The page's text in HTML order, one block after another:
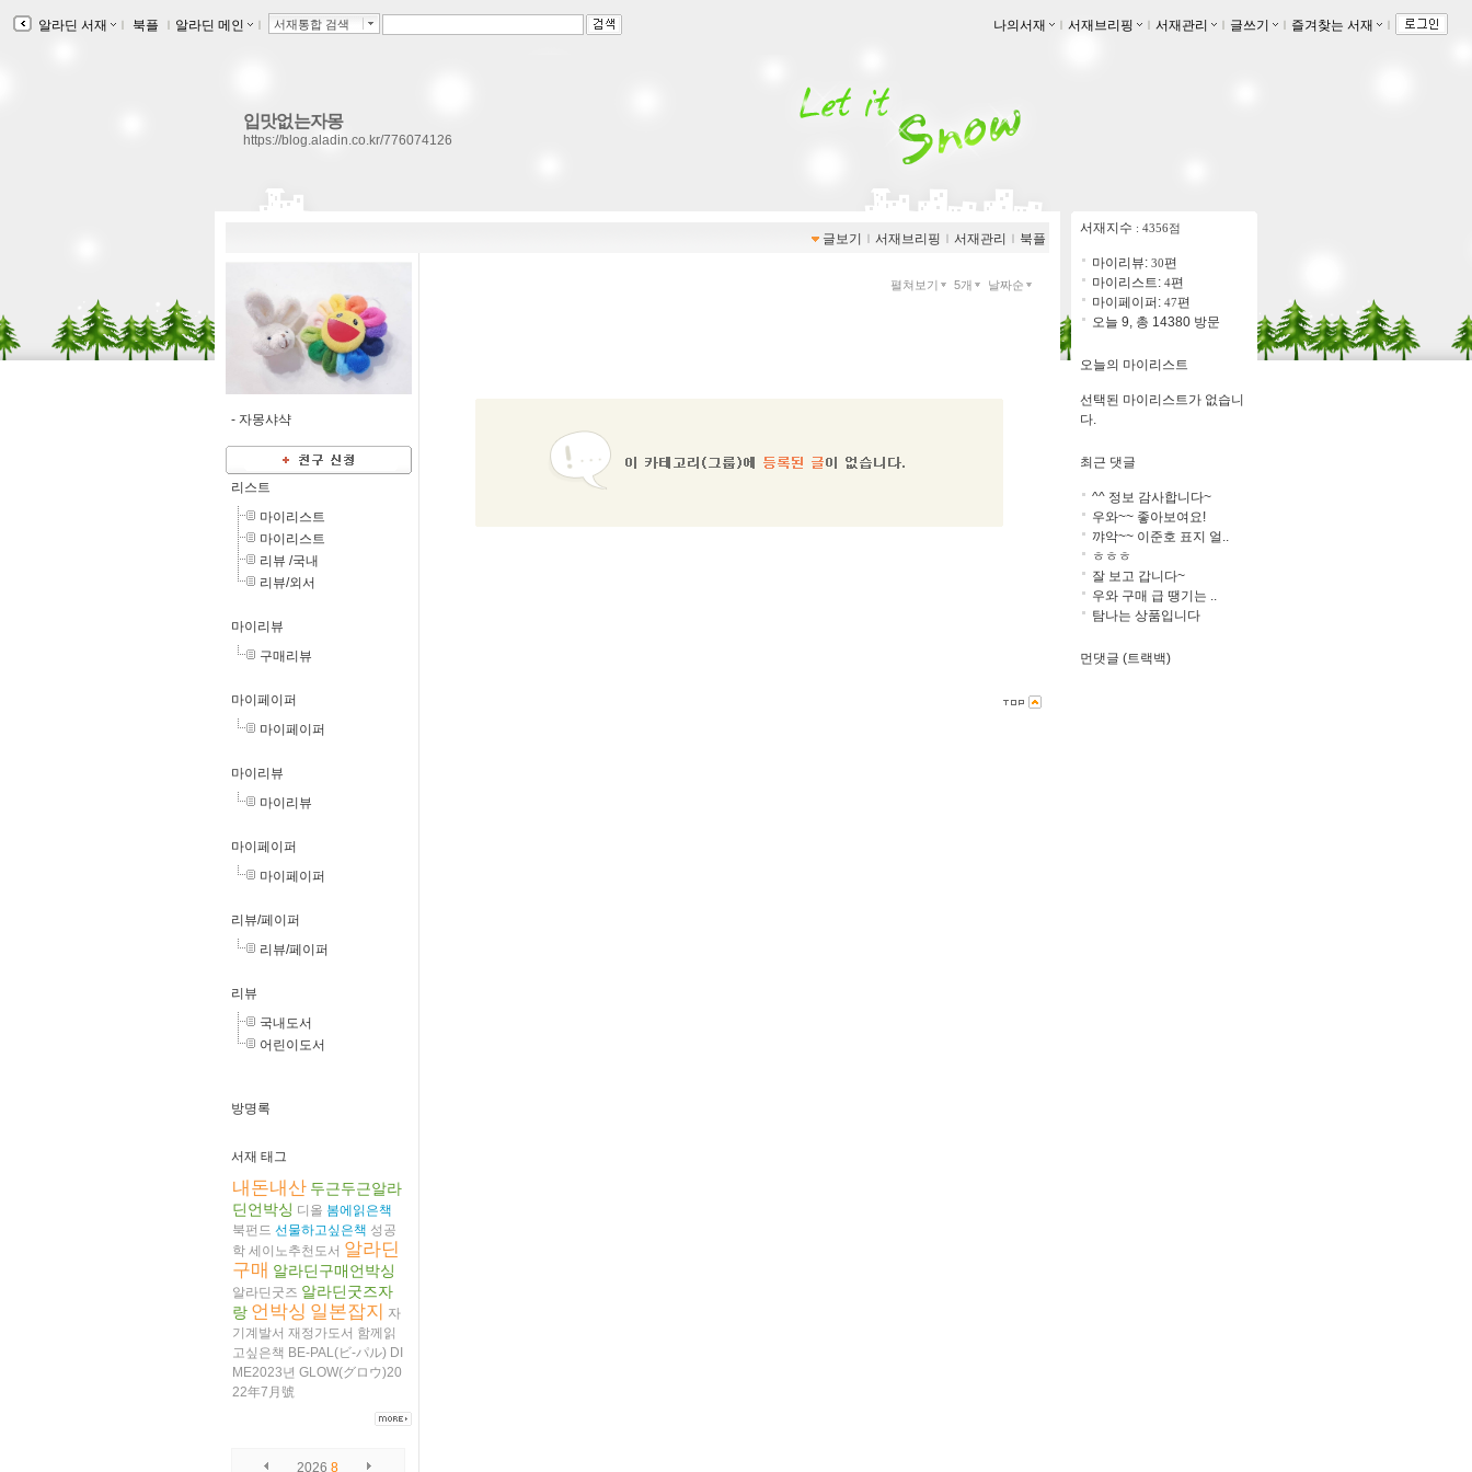
알라딘 서재 ｌ 북플 ｌ 알라딘 메인 ｌ 서재통합 검색 나의서재 ｌ 서재브리핑 ｌ 서재관리 ｌ 글쓰기 ｌ 즐겨찾는 서재 ｌ
입맛없는자몽
https://blog.aladin.co.kr/776074126
글보기 ｌ 서재브리핑 ｌ 서재관리 ｌ 북플
- 자몽샤샥
리스트
마이리스트
마이리스트
리뷰 /국내
리뷰/외서
마이리뷰
구매리뷰
마이페이퍼
마이페이퍼
마이리뷰
마이리뷰
마이페이퍼
마이페이퍼
리뷰/페이퍼
리뷰/페이퍼
리뷰
국내도서
어린이도서
방명록
서재 태그
내돈내산 두근두근알라
딘언박싱 디올 봄에읽은책
북펀드 선물하고싶은책 성공
학 세이노추천도서 알라딘
구매 알라딘구매언박싱
알라딘굿즈 알라딘굿즈자
랑 언박싱 일본잡지 자
기계발서 재정가도서 함께읽
고싶은책 BE-PAL(ビ-パル) DI
ME2023년 GLOW(グロウ)20
22年7月號
2026 8
펼쳐보기 5개 날짜순
서재지수 : 4356점
마이리뷰: 30편
마이리스트: 4편
마이페이퍼: 47편
오늘 9, 총 14380 방문
오늘의 마이리스트
선택된 마이리스트가 없습니
다.
최근 댓글
^^ 정보 감사합니다~
우와~~ 좋아보여요!
꺄악~~ 이준호 표지 얼..
ㅎㅎㅎ
잘 보고 갑니다~
우와 구매 급 땡기는 ..
탐나는 상품입니다
먼댓글 (트랙백)